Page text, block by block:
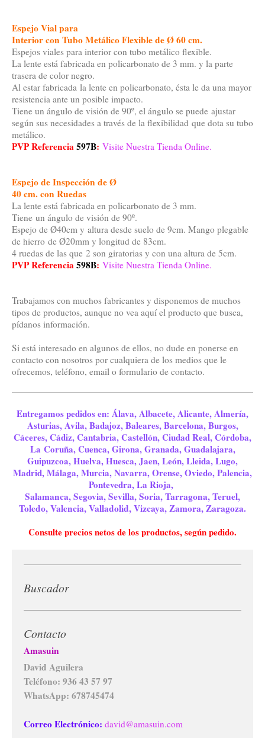
Espejo Vial para
Interior con Tubo Metálico Flexible de Ø 60 cm.
Espejos viales para interior con tubo metálico flexible.
La lente está fabricada en policarbonato de 3 mm. y la parte
trasera de color negro.
Al estar fabricada la lente en policarbonato, ésta le da una mayor
resistencia ante un posible impacto.
Tiene un ángulo de visión de 90º, el ángulo se puede ajustar
según sus necesidades a través de la flexibilidad que dota su tubo
metálico.
PVP Referencia597B: Visite Nuestra Tienda Online.
Espejo de Inspección de Ø
40 cm. con Ruedas
La lente está fabricada en policarbonato de 3 mm.
Tiene un ángulo de visión de 90º.
Espejo de Ø40cm y altura desde suelo de 9cm. Mango plegable
de hierro de Ø20mm y longitud de 83cm.
4 ruedas de las que 2 son giratorias y con una altura de 5cm.
PVP Referencia598B: Visite Nuestra Tienda Online.
Trabajamos con muchos fabricantes y disponemos de muchos
tipos de productos, aunque no vea aquí el producto que busca,
pídanos información.
Si está interesado en algunos de ellos, no dude en ponerse en
contacto con nosotros por cualquiera de los medios que le
ofrecemos, teléfono, email o formulario de contacto.
Entregamos pedidos en: Álava, Albacete, Alicante, Almería,
Asturias, Avila, Badajoz, Baleares, Barcelona, Burgos,
Cáceres, Cádiz, Cantabria, Castellón, Ciudad Real, Córdoba,
La Coruña, Cuenca, Girona, Granada, Guadalajara,
Guipuzcoa, Huelva, Huesca, Jaen, León, Lleida, Lugo,
Madrid, Málaga, Murcia, Navarra, Orense, Oviedo, Palencia,
Pontevedra, La Rioja,
Salamanca, Segovia, Sevilla, Soria, Tarragona, Teruel,
Toledo, Valencia, Valladolid, Vizcaya, Zamora, Zaragoza.
Consulte precios netos de los productos, según pedido.
Buscador
Contacto
Amasuin
David Aguilera
Teléfono: 936 43 57 97
WhatsApp: 678745474
Correo Electrónico: david@amasuin.com